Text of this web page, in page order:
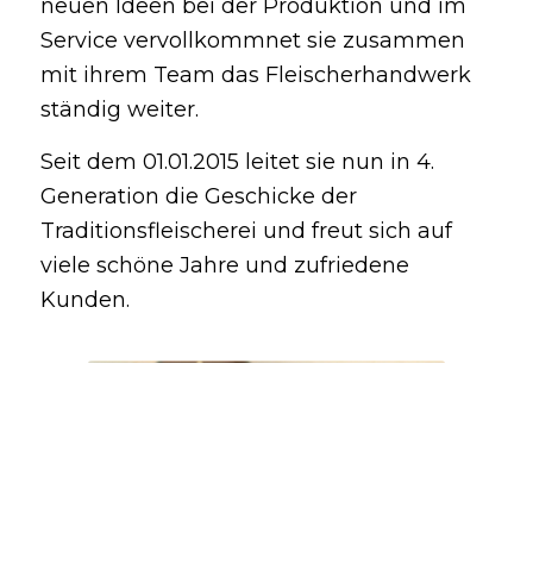
neuen Ideen bei der Produktion und im
Service vervollkommnet sie zusammen
mit ihrem Team das Fleischerhandwerk
ständig weiter.
Seit dem 01.01.2015 leitet sie nun in 4.
Generation die Geschicke der
Traditionsfleischerei und freut sich auf
viele schöne Jahre und zufriedene
Kunden.